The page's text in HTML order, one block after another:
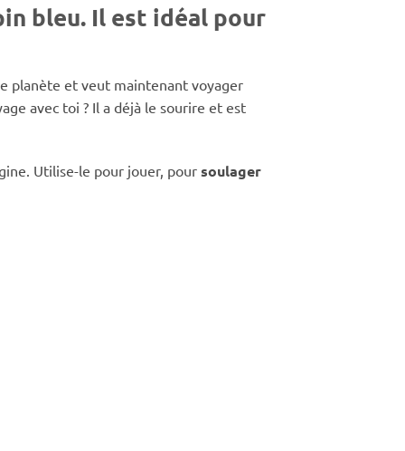
bleu. Il est idéal pour
planète et veut maintenant voyager
avec toi ? Il a déjà le sourire et est
Utilise-le pour jouer, pour soulager